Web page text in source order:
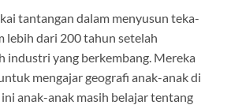
tantangan dalam menyusun teka-
lebih dari 200 tahun setelah
industri yang berkembang. Mereka
mengajar geografi anak-anak di
anak-anak masih belajar tentang